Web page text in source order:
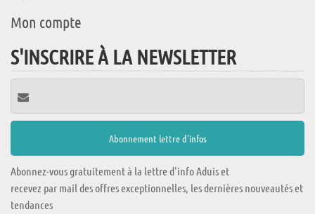
Mon compte
S'INSCRIRE À LA NEWSLETTER
Abonnez-vous gratuitement à la lettre d'info Aduis et
recevez par mail des offres exceptionnelles, les dernières nouveautés et
tendances